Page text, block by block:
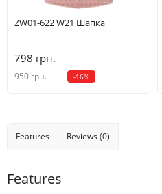
ZW01-622 W21 Шапка
798 грн.
950 грн. -16%
Features Reviews (0)
Features